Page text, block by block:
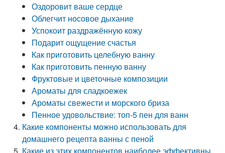
Оздоровит ваше сердце
Облегчит носовое дыхание
Успокоит раздражённую кожу
Подарит ощущение счастья
Как приготовить целебную ванну
Как приготовить пенную ванну
Фруктовые и цветочные композиции
Ароматы для сладкоежек
Ароматы свежести и морского бриза
Пенное удовольствие: топ-5 пен для ванн
Какие компоненты можно использовать для
домашнего рецепта ванны с пеной